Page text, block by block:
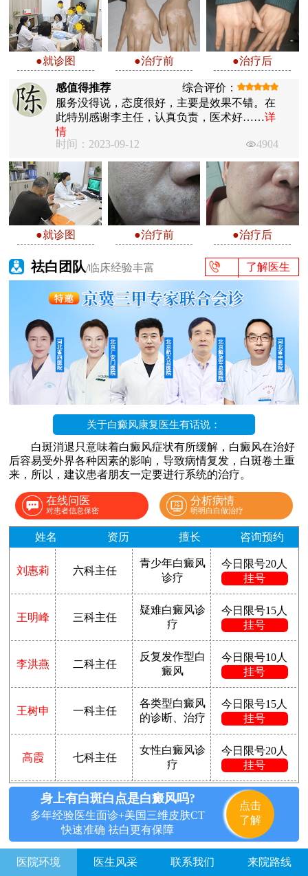
●就诊图 ●治疗前 ●治疗后
感值得推荐
综合评价：
服务没得说，态度很好，主要是效果不错。在
此特别感谢李主任，认真负责，医术好……详
情
时间：2023-09-12
4904
●就诊图 ●治疗前 ●治疗后
祛白团队/临床经验丰富 了解医生
关于白癜风康复医生有话说：
白斑消退只意味着白癜风症状有所缓解，白癜风在治好
后容易受外界各种因素的影响，导致病情复发，白斑卷土重
来，所以，建议患者朋友一定要进行系统的治疗。
在线问医
对患者信息保密
分析病情
明明白白做治疗
姓名 资历 擅长 咨询预约
刘惠莉 六科主任
青少年白癜风
诊疗
今日限号20人
挂号
王明峰 三科主任
疑难白癜风诊
疗
今日限号15人
挂号
李洪燕 二科主任
反复发作型白
癜风
今日限号10人
挂号
王树申 一科主任
各类型白癜风
的诊断、治疗
今日限号15人
挂号
高霞 七科主任
女性白癜风诊
疗
今日限号20人
挂号
身上有白斑白点是白癜风吗?
多年经验医生面诊+美国三维皮肤CT
快速准确 祛白更有保障
点击
了解
医院环境 医生风采 联系我们 来院路线